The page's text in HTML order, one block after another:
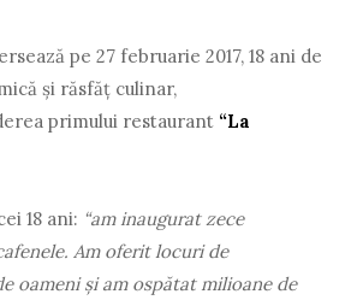
pe 27 februarie 2017, 18 ani de
și răsfăţ culinar,
primului restaurant “La
18 ani: “am inaugurat zece
Am oferit locuri de
oameni și am ospătat milioane de